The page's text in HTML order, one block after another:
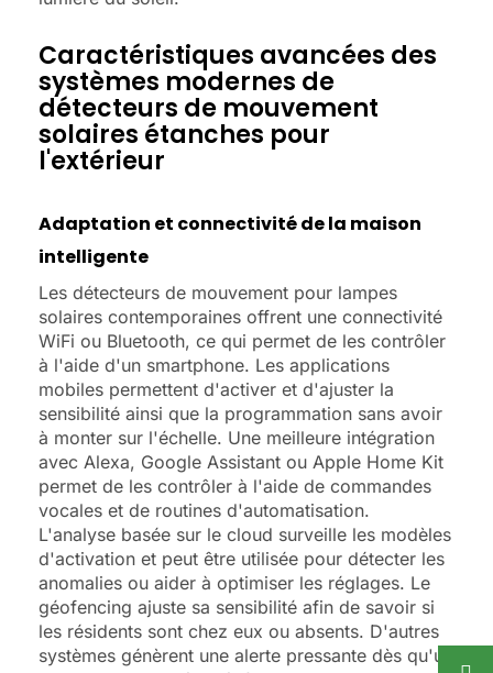
Caractéristiques avancées des
systèmes modernes de
détecteurs de mouvement
solaires étanches pour
l'extérieur
Adaptation et connectivité de la maison
intelligente
Les détecteurs de mouvement pour lampes
solaires contemporaines offrent une connectivité
WiFi ou Bluetooth, ce qui permet de les contrôler
à l'aide d'un smartphone. Les applications
mobiles permettent d'activer et d'ajuster la
sensibilité ainsi que la programmation sans avoir
à monter sur l'échelle. Une meilleure intégration
avec Alexa, Google Assistant ou Apple Home Kit
permet de les contrôler à l'aide de commandes
vocales et de routines d'automatisation.
L'analyse basée sur le cloud surveille les modèles
d'activation et peut être utilisée pour détecter les
anomalies ou aider à optimiser les réglages. Le
géofencing ajuste sa sensibilité afin de savoir si
les résidents sont chez eux ou absents. D'autres
systèmes génèrent une alerte pressante dès qu'un